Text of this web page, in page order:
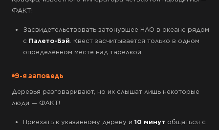
ФАКТ!
Засвидетельствовать затонувшее НЛО в океане рядом
с Палето-Бэй . Квест засчитывается только в одном
определённом месте над тарелкой.
9-я заповедь
Деревья разговаривают, но их слышат лишь некоторые
люди — ФАКТ!
Приехать к указанному дереву и 10 минут общаться с